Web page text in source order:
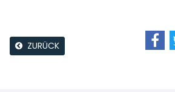
ZURÜCK